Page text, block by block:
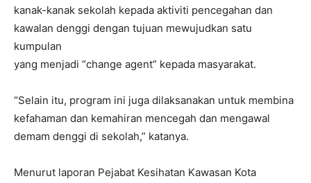
kanak-kanak sekolah kepada aktiviti pencegahan dan
kawalan denggi dengan tujuan mewujudkan satu
kumpulan
yang menjadi “change agent” kepada masyarakat.
“Selain itu, program ini juga dilaksanakan untuk membina
kefahaman dan kemahiran mencegah dan mengawal
demam denggi di sekolah,” katanya.
Menurut laporan Pejabat Kesihatan Kawasan Kota